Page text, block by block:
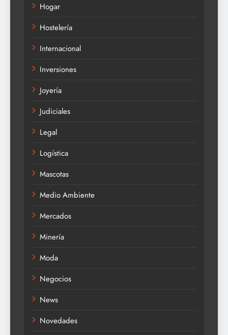
Hogar
Hostelería
Internacional
Inversiones
Joyería
Judiciales
Legal
Logística
Mascotas
Medio Ambiente
Mercados
Minería
Moda
Negocios
News
Novedades